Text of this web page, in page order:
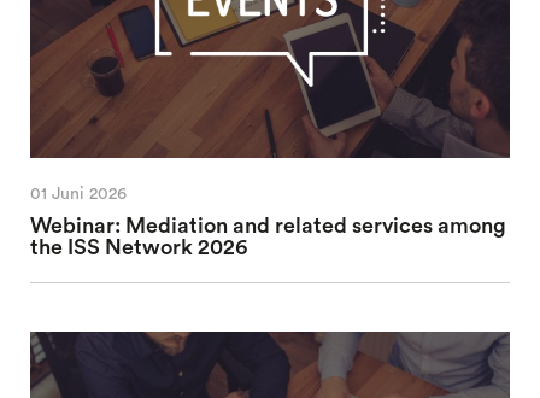
01 Juni 2026
Webinar: Mediation and related services among
the ISS Network 2026